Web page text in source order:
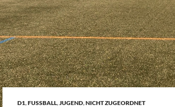
D1,FUSSBALL,JUGEND,NICHT ZUGEORDNET